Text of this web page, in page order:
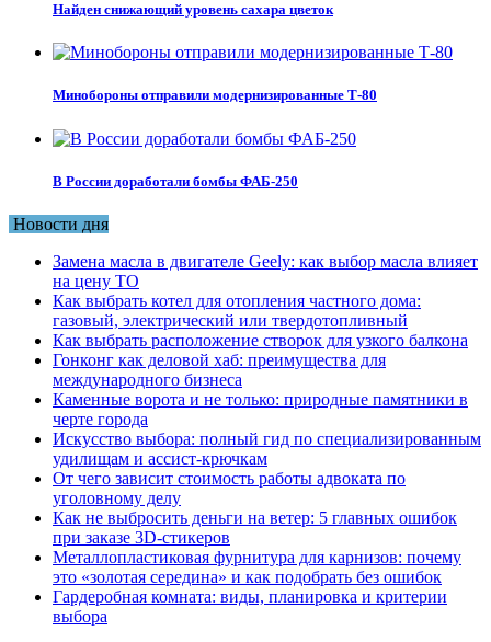
Найден снижающий уровень сахара цветок
Минобороны отправили модернизированные Т-80
В России доработали бомбы ФАБ-250
Новости дня
Замена масла в двигателе Geely: как выбор масла влияет
на цену ТО
Как выбрать котел для отопления частного дома:
газовый, электрический или твердотопливный
Как выбрать расположение створок для узкого балкона
Гонконг как деловой хаб: преимущества для
международного бизнеса
Каменные ворота и не только: природные памятники в
черте города
Искусство выбора: полный гид по специализированным
удилищам и ассист-крючкам
От чего зависит стоимость работы адвоката по
уголовному делу
Как не выбросить деньги на ветер: 5 главных ошибок
при заказе 3D-стикеров
Металлопластиковая фурнитура для карнизов: почему
это «золотая середина» и как подобрать без ошибок
Гардеробная комната: виды, планировка и критерии
выбора